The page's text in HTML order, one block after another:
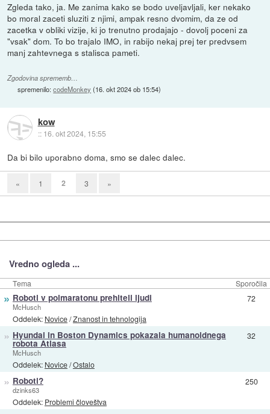
Zgleda tako, ja. Me zanima kako se bodo uveljavljali, ker nekako
bo moral zaceti sluziti z njimi, ampak resno dvomim, da ze od
zacetka v obliki vizije, ki jo trenutno prodajajo - dovolj poceni za
"vsak" dom. To bo trajalo IMO, in rabijo nekaj prej ter predvsem
manj zahtevnega s stalisca pameti.
Zgodovina sprememb…
spremenilo:codeMonkey (16. okt 2024 ob 15:54)
kow
:: 16. okt 2024, 15:55
Da bi bilo uporabno doma, smo se dalec dalec.
« 1 2 3 »
Vredno ogleda ...
Tema Sporočila
» Roboti v polmaratonu prehiteli ljudi
McHusch
Oddelek: Novice/Znanost in tehnologija
72
» Hyundai in Boston Dynamics pokazala humanoidnega
robota Atlasa
McHusch
Oddelek: Novice/Ostalo
32
» Roboti?
dzinks63
Oddelek: Problemi človeštva
250